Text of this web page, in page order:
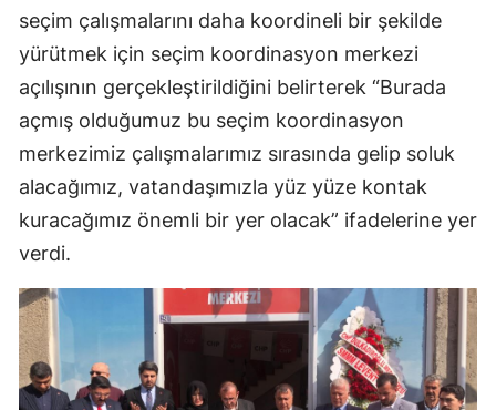
seçim çalışmalarını daha koordineli bir şekilde
yürütmek için seçim koordinasyon merkezi
açılışının gerçekleştirildiğini belirterek “Burada
açmış olduğumuz bu seçim koordinasyon
merkezimiz çalışmalarımız sırasında gelip soluk
alacağımız, vatandaşımızla yüz yüze kontak
kuracağımız önemli bir yer olacak” ifadelerine yer
verdi.